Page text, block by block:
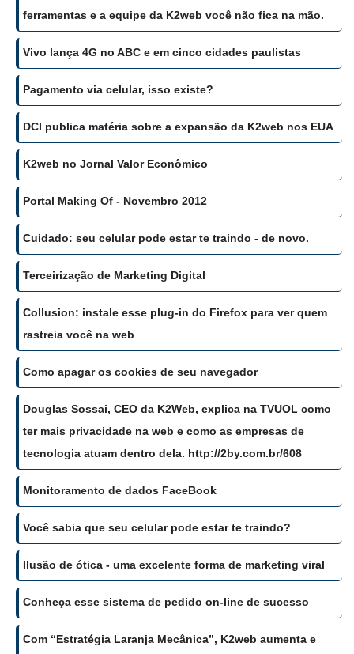
ferramentas e a equipe da K2web você não fica na mão.
Vivo lança 4G no ABC e em cinco cidades paulistas
Pagamento via celular, isso existe?
DCI publica matéria sobre a expansão da K2web nos EUA
K2web no Jornal Valor Econômico
Portal Making Of - Novembro 2012
Cuidado: seu celular pode estar te traindo - de novo.
Terceirização de Marketing Digital
Collusion: instale esse plug-in do Firefox para ver quem
rastreia você na web
Como apagar os cookies de seu navegador
Douglas Sossai, CEO da K2Web, explica na TVUOL como
ter mais privacidade na web e como as empresas de
tecnologia atuam dentro dela. http://2by.com.br/608
Monitoramento de dados FaceBook
Você sabia que seu celular pode estar te traindo?
Ilusão de ótica - uma excelente forma de marketing viral
Conheça esse sistema de pedido on-line de sucesso
Com “Estratégia Laranja Mecânica”, K2web aumenta e